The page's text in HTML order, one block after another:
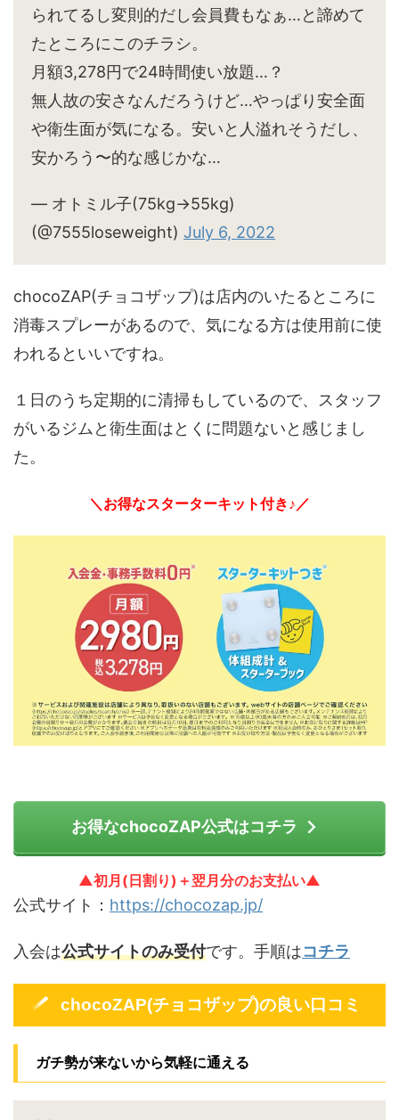
られてるし変則的だし会員費もなぁ…と諦めて
たところにこのチラシ。
月額3,278円で24時間使い放題…？
無人故の安さなんだろうけど…やっぱり安全面
や衛生面が気になる。安いと人溢れそうだし、
安かろう〜的な感じかな…
— オトミル子(75kg→55kg)
(@7555loseweight) July 6, 2022
chocoZAP(チョコザップ)は店内のいたるところに
消毒スプレーがあるので、気になる方は使用前に使
われるといいですね。
１日のうち定期的に清掃もしているので、スタッフ
がいるジムと衛生面はとくに問題ないと感じまし
た。
＼お得なスターターキット付き♪／
お得なchocoZAP公式はコチラ
▲初月(日割り)＋翌月分のお支払い▲
公式サイト： https://chocozap.jp/
入会は公式サイトのみ受付です。手順はコチラ
chocoZAP(チョコザップ)の良い口コミ
ガチ勢が来ないから気軽に通える